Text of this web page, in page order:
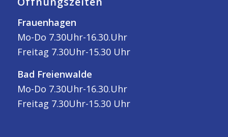
Frauenhagen
Mo-Do 7.30Uhr-16.30.Uhr
Freitag 7.30Uhr-15.30 Uhr
Bad Freienwalde
Mo-Do 7.30Uhr-16.30.Uhr
Freitag 7.30Uhr-15.30 Uhr